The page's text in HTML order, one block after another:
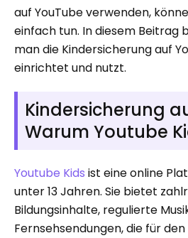
auf YouTube verwenden,
einfach tun. In diesem Beitrag
man die Kindersicherung auf
einrichtet und nutzt.
Kindersicherung
Warum Youtube
Youtube Kids ist eine online
unter 13 Jahren. Sie bietet
Bildungsinhalte, regulierte
Fernsehsendungen, die für